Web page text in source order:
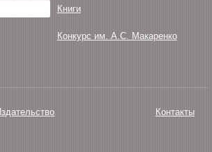
Книги
Конкурс им. А.С. Макаренко
Контакты